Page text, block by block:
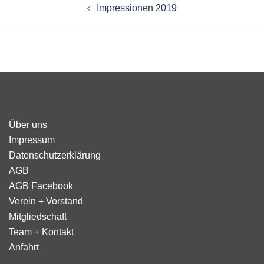
Impressionen 2019
Über uns
Impressum
Datenschutzerklärung
AGB
AGB Facebook
Verein + Vorstand
Mitgliedschaft
Team + Kontakt
Anfahrt